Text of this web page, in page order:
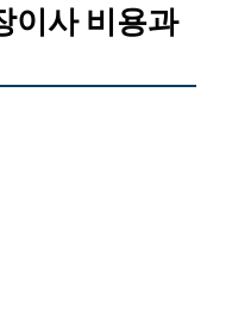
이사 비용과